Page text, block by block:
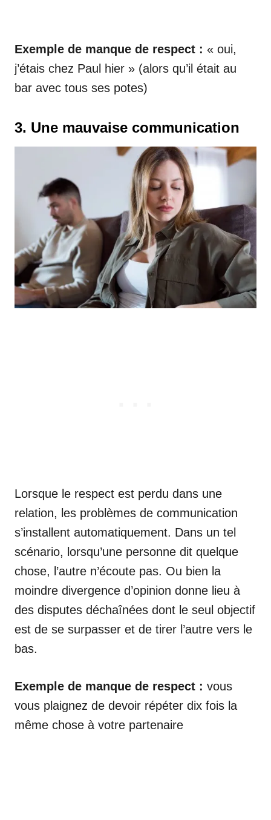
Exemple de manque de respect : « oui,
j’étais chez Paul hier » (alors qu’il était au
bar avec tous ses potes)
3. Une mauvaise communication
Lorsque le respect est perdu dans une
relation, les problèmes de communication
s’installent automatiquement. Dans un tel
scénario, lorsqu’une personne dit quelque
chose, l’autre n’écoute pas. Ou bien la
moindre divergence d’opinion donne lieu à
des disputes déchaînées dont le seul objectif
est de se surpasser et de tirer l’autre vers le
bas.
Exemple de manque de respect : vous
vous plaignez de devoir répéter dix fois la
même chose à votre partenaire